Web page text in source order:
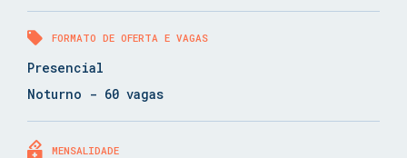
FORMATO DE OFERTA E VAGAS
Presencial
Noturno - 60 vagas
MENSALIDADE